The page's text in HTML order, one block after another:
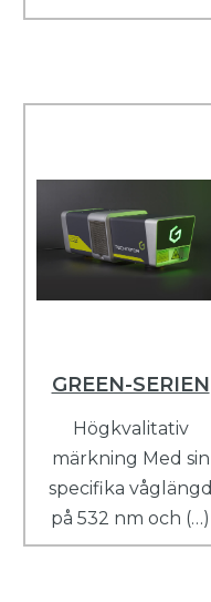
GREEN-SERIEN
Högkvalitativ
märkning Med sin
specifika våglängd
på 532 nm och (…)